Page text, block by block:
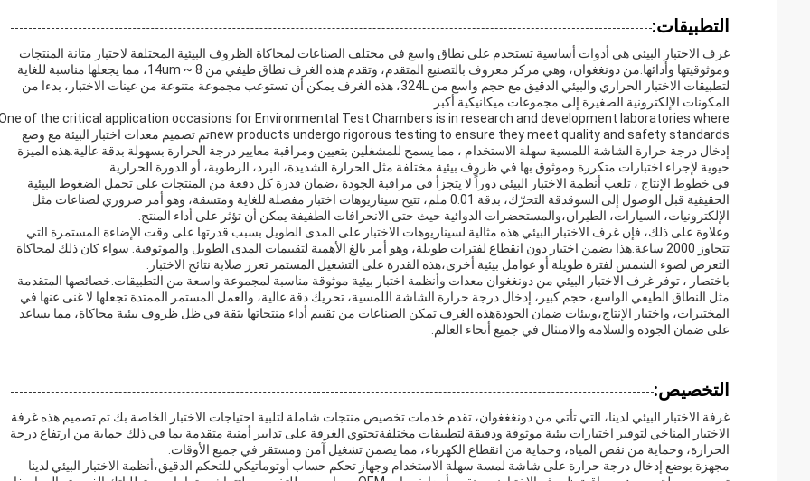
التطبيقات:
غرف الاختبار البيئي هي أدوات أساسية تستخدم على نطاق واسع في مختلف الصناعات لمحاكاة الظروف البيئية المختلفة لاختبار متانة المنتجات
وموثوقيتها وأدائها.من دونغغوان، وهي مركز معروف بالتصنيع المتقدم، وتقدم هذه الغرف نطاق طيفي من 8 ~ 14um، مما يجعلها مناسبة للغاية
لتطبيقات الاختبار الحراري والبيئي الدقيق.مع حجم واسع من 324L، هذه الغرف يمكن أن تستوعب مجموعة متنوعة من عينات الاختبار، بدءا من
المكونات الإلكترونية الصغيرة إلى مجموعات ميكانيكية أكبر.
of the critical application occasions for Environmental Test Chambers is in research and development laboratories where
new products undergo rigorous testing to ensure they meet quality and safety standardsتم تصميم معدات اختبار البيئة مع وضع
إدخال درجة حرارة الشاشة اللمسية سهلة الاستخدام ، مما يسمح للمشغلين بتعيين ومراقبة معايير درجة الحرارة بسهولة بدقة عالية.هذه الميزة
حيوية لإجراء اختبارات متكررة وموثوق بها في ظروف بيئية مختلفة مثل الحرارة الشديدة، البرد، الرطوبة، أو الدورة الحرارية.
في خطوط الإنتاج ، تلعب أنظمة الاختبار البيئي دوراً لا يتجزأ في مراقبة الجودة ،ضمان قدرة كل دفعة من المنتجات على تحمل الضغوط البيئية
الحقيقية قبل الوصول إلى السوقدقة التحرّك، بدقة 0.01 ملم، تتيح سيناريوهات اختبار مفصلة للغاية ومتسقة، وهو أمر ضروري لصناعات مثل
الإلكترونيات، السيارات، الطيران،والمستحضرات الدوائية حيث حتى الانحرافات الطفيفة يمكن أن تؤثر على أداء المنتج.
وعلاوة على ذلك، فإن غرف الاختبار البيئي هذه مثالية لسيناريوهات الاختبار على المدى الطويل بسبب قدرتها على وقت الإضاءة المستمرة التي
تتجاوز 2000 ساعة.هذا يضمن اختبار دون انقطاع لفترات طويلة، وهو أمر بالغ الأهمية لتقييمات المدى الطويل والموثوقية. سواء كان ذلك لمحاكاة
التعرض لضوء الشمس لفترة طويلة أو عوامل بيئية أخرى،هذه القدرة على التشغيل المستمر تعزز صلابة نتائج الاختبار.
باختصار ، توفر غرف الاختبار البيئي من دونغغوان معدات وأنظمة اختبار بيئية موثوقة مناسبة لمجموعة واسعة من التطبيقات.خصائصها المتقدمة
مثل النطاق الطيفي الواسع، حجم كبير، إدخال درجة حرارة الشاشة اللمسية، تحريك دقة عالية، والعمل المستمر الممتدة تجعلها لا غنى عنها في
المختبرات، واختبار الإنتاج،وبيئات ضمان الجودةهذه الغرف تمكن الصناعات من تقييم أداء منتجاتها بثقة في ظل ظروف بيئية محاكاة، مما يساعد
على ضمان الجودة والسلامة والامتثال في جميع أنحاء العالم.
التخصيص:
غرفة الاختبار البيئي لدينا، التي تأتي من دونغغغوان، تقدم خدمات تخصيص منتجات شاملة لتلبية احتياجات الاختبار الخاصة بك.تم تصميم هذه غرفة
الاختبار المناخي لتوفير اختبارات بيئية موثوقة ودقيقة لتطبيقات مختلفةتحتوي الغرفة على تدابير أمنية متقدمة بما في ذلك حماية من ارتفاع درجة
الحرارة، وحماية من نقص المياه، وحماية من انقطاع الكهرباء، مما يضمن تشغيل آمن ومستقر في جميع الأوقات.
مجهزة بوضع إدخال درجة حرارة على شاشة لمسة سهلة الاستخدام وجهاز تحكم حساب أوتوماتيكي للتحكم الدقيق،أنظمة الاختبار البيئي لدينا